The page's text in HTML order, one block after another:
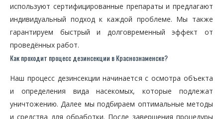
используют сертифицированные препараты и предлагают
индивидуальный подход к каждой проблеме. Мы также
гарантируем быстрый и долговременный эффект от
проведённых работ.
Как проходит процесс дезинсекции в Краснознаменске?
Наш процесс дезинсекции начинается с осмотра объекта
и определения вида насекомых, которые подлежат
уничтожению. Далее мы подбираем оптимальные методы
и средства для обработки. После завершения процедуры